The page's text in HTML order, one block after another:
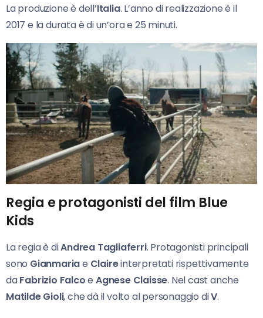
La produzione è dell’Italia. L’anno di realizzazione è il
2017 e la durata è di un’ora e 25 minuti.
Regia e protagonisti del film Blue
Kids
La regia è diAndrea Tagliaferri. Protagonisti principali
sono Gianmariae Claireinterpretati rispettivamente
daFabrizio FalcoeAgnese Claisse. Nel cast anche
Matilde Gioli, che dà il volto al personaggio diV.